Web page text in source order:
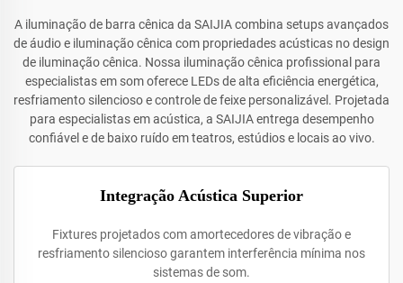
A iluminação de barra cênica da SAIJIA combina setups avançados
de áudio e iluminação cênica com propriedades acústicas no design
de iluminação cênica. Nossa iluminação cênica profissional para
especialistas em som oferece LEDs de alta eficiência energética,
resfriamento silencioso e controle de feixe personalizável. Projetada
para especialistas em acústica, a SAIJIA entrega desempenho
confiável e de baixo ruído em teatros, estúdios e locais ao vivo.
Integração Acústica Superior
Fixtures projetados com amortecedores de vibração e
resfriamento silencioso garantem interferência mínima nos
sistemas de som.